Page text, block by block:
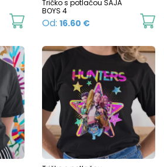
on
product
page
This
has
multiple
variants.
The
options
may
be
Tričko s potlačou SAJA
BOYS 4
Od: 16.60 €